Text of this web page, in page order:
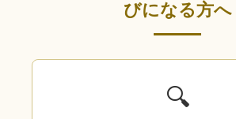
びになる方へ
🔍